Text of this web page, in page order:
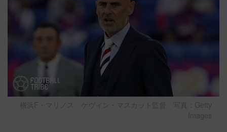
横浜F・マリノス ケヴィン・マスカット監督 写真：Getty
Images